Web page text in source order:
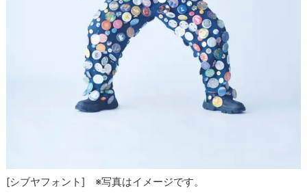
[シブヤフォント] ※写真はイメージです。